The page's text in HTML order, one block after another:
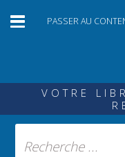
PASSER AU
VOTRE